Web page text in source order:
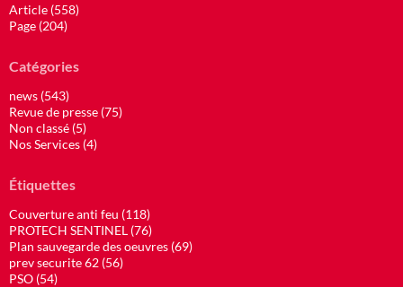
Article (558)
Page (204)
Catégories
news (543)
Revue de presse (75)
Non classé (5)
Nos Services (4)
Étiquettes
Couverture anti feu (118)
PROTECH SENTINEL (76)
Plan sauvegarde des oeuvres (69)
prev securite 62 (56)
PSO (54)